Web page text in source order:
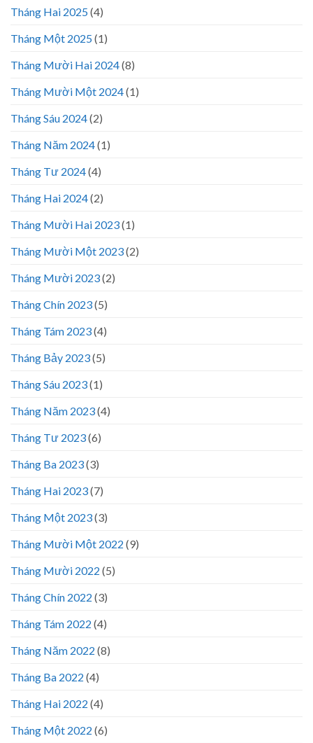
Tháng Hai 2025(4)
Tháng Một 2025(1)
Tháng Mười Hai 2024(8)
Tháng Mười Một 2024(1)
Tháng Sáu 2024(2)
Tháng Năm 2024(1)
Tháng Tư 2024(4)
Tháng Hai 2024(2)
Tháng Mười Hai 2023(1)
Tháng Mười Một 2023(2)
Tháng Mười 2023(2)
Tháng Chín 2023(5)
Tháng Tám 2023(4)
Tháng Bảy 2023(5)
Tháng Sáu 2023(1)
Tháng Năm 2023(4)
Tháng Tư 2023(6)
Tháng Ba 2023(3)
Tháng Hai 2023(7)
Tháng Một 2023(3)
Tháng Mười Một 2022 (9)
Tháng Mười 2022 (5)
Tháng Chín 2022 (3)
Tháng Tám 2022 (4)
Tháng Năm 2022 (8)
Tháng Ba 2022 (4)
Tháng Hai 2022 (4)
Tháng Một 2022 (6)